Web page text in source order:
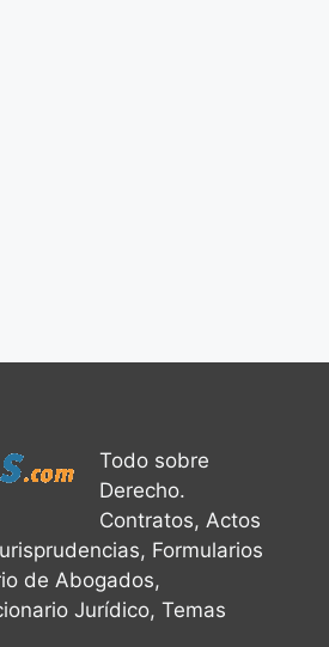
Todo sobre
Derecho.
Contratos, Actos
Formularios
de Abogados,
Jurídico, Temas